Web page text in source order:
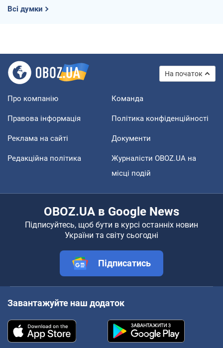
Всі думки
На початок
Про компанію Команда
Правова інформація Політика конфіденційності
Реклама на сайті Документи
Редакційна політика
Журналісти OBOZ.UA на
місці подій
OBOZ.UA в Google News
Підписуйтесь, щоб бути в курсі останніх новин
України та світу сьогодні
Підписатись
Завантажуйте наш додаток